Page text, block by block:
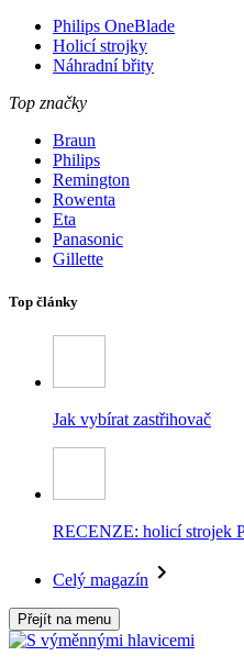
Philips OneBlade
Holicí strojky
Náhradní břity
Top značky
Braun
Philips
Remington
Rowenta
Eta
Panasonic
Gillette
Top články
Jak vybírat zastřihovač
RECENZE: holicí strojek
Celý magazín
Přejít na menu